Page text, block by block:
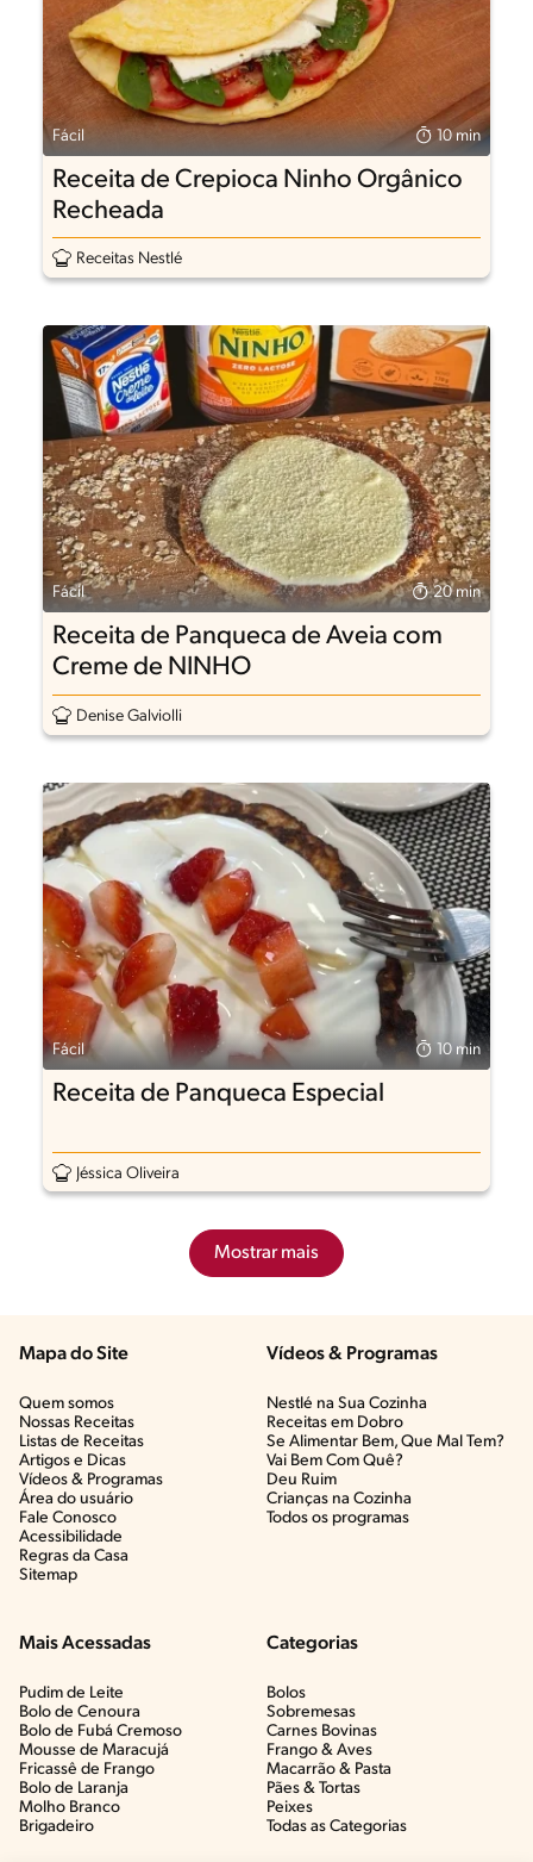
Fácil 10 min
Receita de Crepioca Ninho Orgânico
Recheada
Receitas Nestlé
Fácil 20 min
Receita de Panqueca de Aveia com
Creme de NINHO
Denise Galviolli
Fácil 10 min
Receita de Panqueca Especial
Jéssica Oliveira
Mostrar mais
Mapa do Site
Quem somos
Nossas Receitas
Listas de Receitas​
Artigos e Dicas​
Vídeos & Programas​
Área do usuário
Fale Conosco
Acessibilidade
Regras da Casa
Sitemap
Vídeos & Programas​
Nestlé na Sua Cozinha
Receitas em Dobro
Se Alimentar Bem, Que Mal Tem?​
Vai Bem Com Quê?​
Deu Ruim​
Crianças na Cozinha​
Todos os programas
Mais Acessadas
Pudim de Leite
Bolo de Cenoura
Bolo de Fubá Cremoso
Mousse de Maracujá
Fricassê de Frango
Bolo de Laranja
Molho Branco
Brigadeiro
Categorias
Bolos
Sobremesas
Carnes Bovinas​
Frango & Aves​
Macarrão & Pasta​
Pães & Tortas​
Peixes
Todas as Categorias